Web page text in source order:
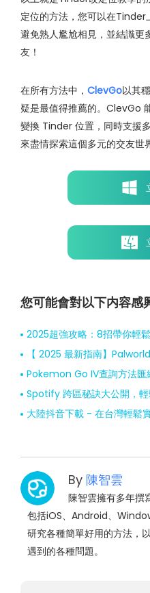
定位的方法，您可以在Tinder
避免熟人尷尬相見，並結識更
友！
在所有方法中， ClevGo以其
疑是最值得推薦的。ClevGo
變換 Tinder 位置，同時支援
來盡情探索這個多元的交友世
您可能會對以下内容感
2025超強攻略：8招帶你輕
【 2025 最新指南】
Pokemon Go IV查詢方法匯
Spotify 跨區秘訣大公開，
大陸抖音下載 - 在台灣輕鬆
By 陳智雲
陳智雲擁有多年撰
包括iOS、Android、
研究各種簡單好用的方法，
遇到的各種問題。